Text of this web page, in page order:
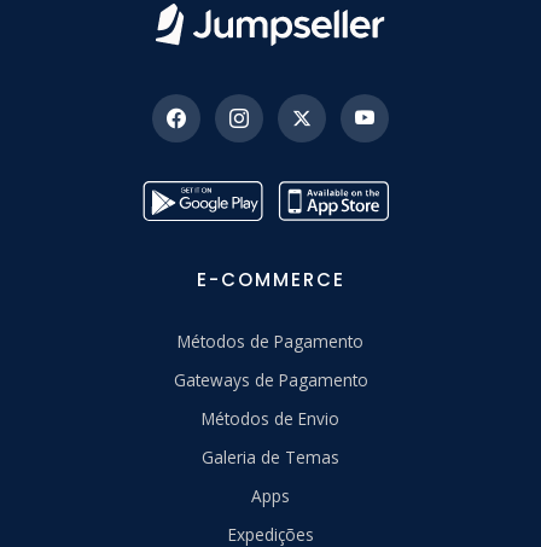
E-COMMERCE
Métodos de Pagamento
Gateways de Pagamento
Métodos de Envio
Galeria de Temas
Apps
Expedições